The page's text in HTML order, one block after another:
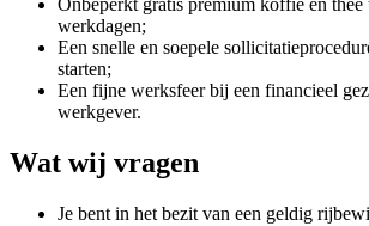
werkdagen;
Een snelle en soepele
starten;
Een fijne werksfeer bij een financieel
werkgever.
Wat wij vragen
Je bent in het bezit van een geldig